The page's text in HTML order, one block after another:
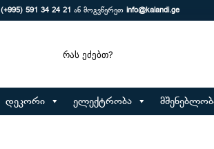
(+995) 591 34 24 21 ან მოგვწერეთ info@kalandi.ge
Search
დეკორი ელექტრობა